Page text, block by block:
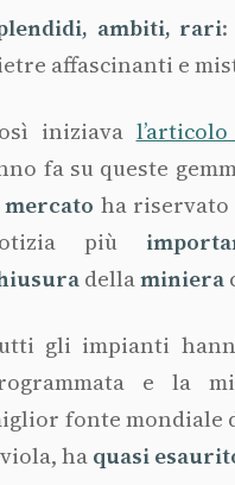
ambiti, rari:
affascinanti e
iniziava
fa su queste
mercato ha riservato
più
dellaminiera
gli impianti
e la
fonte mondiale
ha quasi